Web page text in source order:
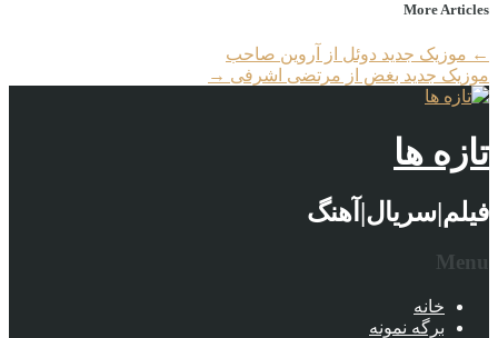
More Articles
← موزیک جدید دوئل از آروین صاحب
موزیک جدید بغض از مرتضی اشرفی →
تازه ها
فیلم|سریال|آهنگ
Menu
خانه
برگه نمونه